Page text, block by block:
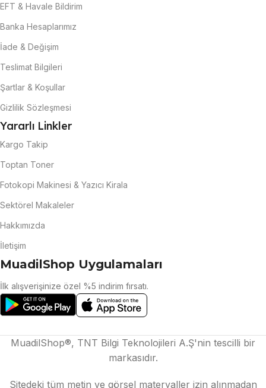
EFT & Havale Bildirim
Banka Hesaplarımız
İade & Değişim
Teslimat Bilgileri
Şartlar & Koşullar
Gizlilik Sözleşmesi
Yararlı Linkler
Kargo Takip
Toptan Toner
Fotokopi Makinesi & Yazıcı Kirala
Sektörel Makaleler
Hakkımızda
İletişim
MuadilShop Uygulamaları
İlk alışverişinize özel %5 indirim fırsatı.
MuadilShop®, TNT Bilgi Teknolojileri A.Ş'nin tescilli bir
markasıdır.
Sitedeki tüm metin ve görsel materyaller izin alınmadan